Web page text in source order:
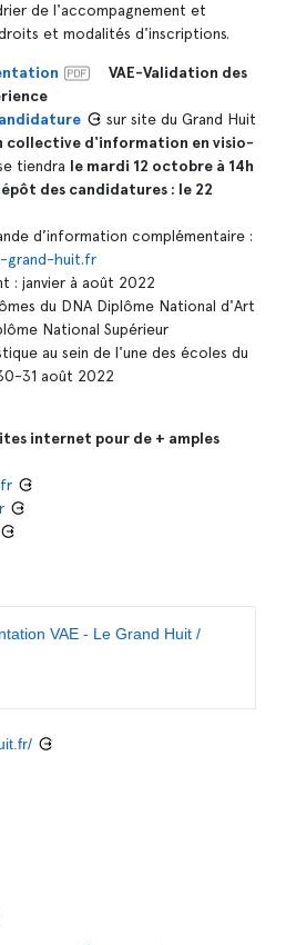
de l'accompagnement et
et modalités d'inscriptions.
VAE-Validation des
sur site du Grand Huit
collective d'information en visio-
tiendra le mardi 12 octobre à 14h
des candidatures : le 22
d’information complémentaire :
grand-huit.fr
: janvier à août 2022
du DNA Diplôme National d'Art
National Supérieur
au sein de l'une des écoles du
31 août 2022
internet pour de + amples
VAE - Le Grand Huit /